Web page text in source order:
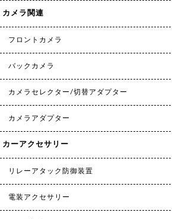
カメラ関連
フロントカメラ
バックカメラ
カメラセレクター/切替アダプター
カメラアダプター
カーアクセサリー
リレーアタック防御装置
電装アクセサリー